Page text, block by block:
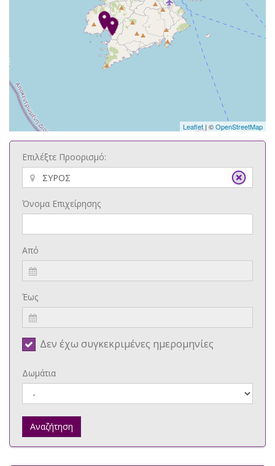
Leaflet | ©OpenStreetMap
Επιλέξτε Προορισμό:
Όνομα Επιχείρησης
Από
Έως
Δεν έχω συγκεκριμένες ημερομηνίες
Δωμάτια
Αναζήτηση